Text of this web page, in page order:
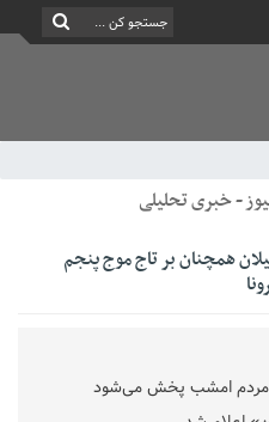
- خبری تحلیلی
همچنان بر تاج موج پنجم
مردم امشب پخش می‌شود